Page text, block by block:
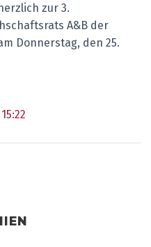
zur 3.
A&B der
Donnerstag, den 25.